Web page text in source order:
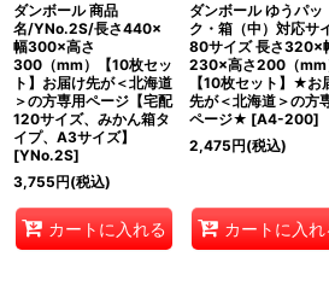
ダンボール 商品
名/YNo.2S/長さ440×
幅300×高さ
300（mm）【10枚セッ
ト】お届け先が＜北海道
＞の方専用ページ【宅配
120サイズ、みかん箱タ
イプ、A3サイズ】
[YNo.2S]
3,755円(税込)
カートに入れる
ダンボール ゆうパッ
ク・箱（中）対応サ
80サイズ 長さ320×
230×高さ200（mm
【10枚セット】★お
先が＜北海道＞の方
ページ★ [A4-200]
2,475円(税込)
カートに入れ